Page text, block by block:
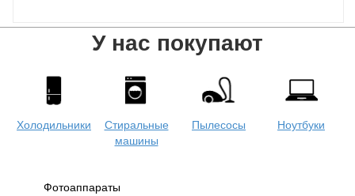
У нас покупают
Холодильники
Стиральные
машины
Пылесосы Ноутбуки
Фотоаппараты